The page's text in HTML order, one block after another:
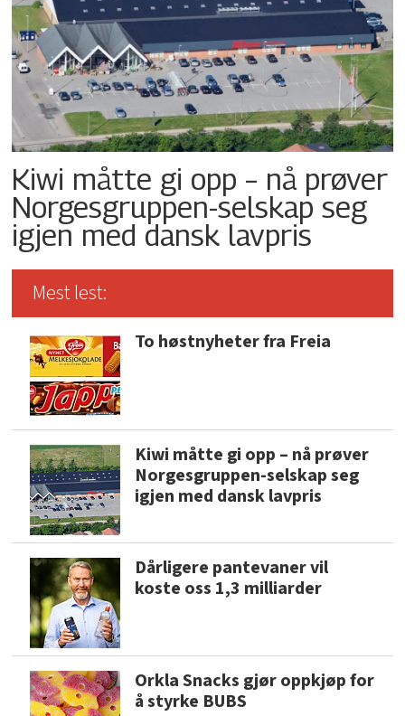
Kiwi måtte gi opp – nå prøver
Norgesgruppen-selskap seg
igjen med dansk lavpris
Mest lest:
To høstnyheter fra Freia
Kiwi måtte gi opp – nå prøver
Norgesgruppen-selskap seg
igjen med dansk lavpris
Dårligere pantevaner vil
koste oss 1,3 milliarder
Orkla Snacks gjør oppkjøp for
å styrke BUBS